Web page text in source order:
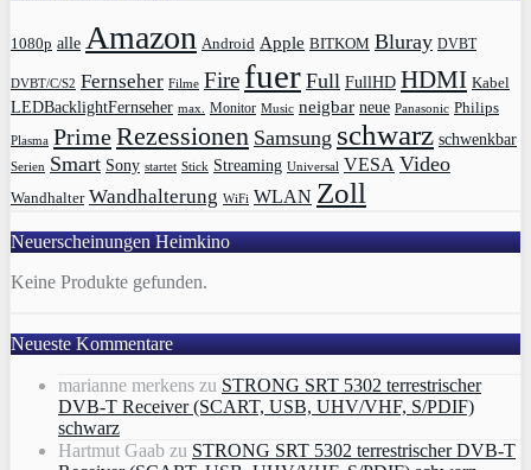
1080p alle Amazon Android Apple BITKOM Bluray DVBT
DVBT/C/S2 Fernseher Filme Fire fuer Full FullHD HDMI Kabel
LEDBacklightFernseher max. Monitor Music neigbar neue Panasonic Philips
Plasma PrimeRezessionen Samsung schwarz schwenkbar
Serien Smart Sony startet Stick Streaming Universal VESA Video
Wandhalter Wandhalterung WiFi WLAN Zoll
Neuerscheinungen Heimkino
Keine Produkte gefunden.
Neueste Kommentare
marianne merkens zu STRONG SRT 5302 terrestrischer
DVB-T Receiver (SCART, USB, UHV/VHF, S/PDIF)
schwarz
Hartmut Gaab zu STRONG SRT 5302 terrestrischer DVB-T